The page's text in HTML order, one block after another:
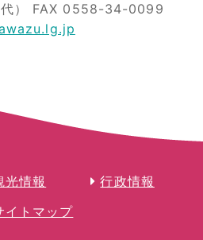
代） FAX 0558-34-0099
光情報
行政情報
イトマップ